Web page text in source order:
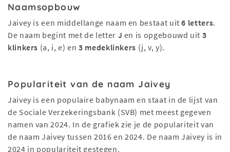
Naamsopbouw
Jaivey is een middellange naam en bestaat uit6 letters.
De naam begint met de letter J en is opgebouwd uit 3
klinkers (a, i, e) en3 medeklinkers (j, v, y).
Populariteit van de naam Jaivey
Jaivey is een populaire babynaam en staat in de lijst van
de Sociale Verzekeringsbank (SVB) met meest gegeven
namen van 2024. In de grafiek zie je de populariteit van
de naam Jaivey tussen 2016 en 2024. De naam Jaivey is in
2024 in populariteit gestegen.